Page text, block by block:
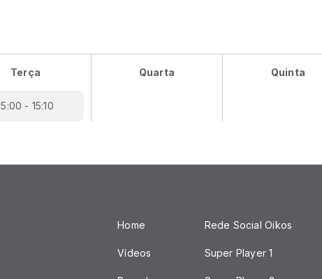
Terça
- 15:10
Quarta Quinta
Home
Vídeos
Rede Social Oikos
Super Player 1